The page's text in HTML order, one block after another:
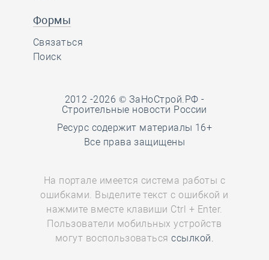
Формы
Связаться
Поиск
2012 -2026 © ЗаНоСтрой.РФ -
Строительные новости России
Ресурс содержит материалы 16+
Все права защищены
На портале имеется система работы с
ошибками. Выделите текст с ошибкой и
нажмите вместе клавиши Ctrl + Enter.
Пользователи мобильных устройств
могут воспользоватьсяссылкой.